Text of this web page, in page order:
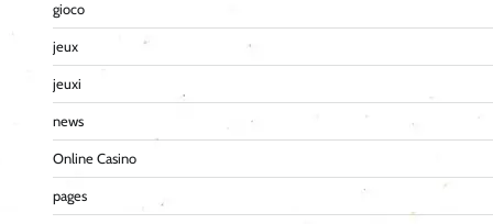
gioco
jeux
jeuxi
news
Online Casino
pages